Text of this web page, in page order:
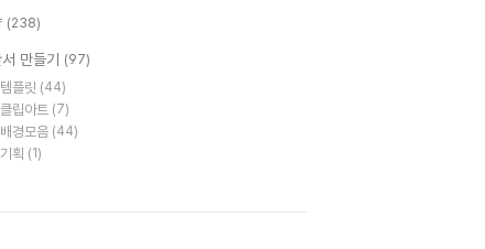
(238)
만들기 (97)
템플릿 (44)
클립아트 (7)
배경모음 (44)
기획 (1)